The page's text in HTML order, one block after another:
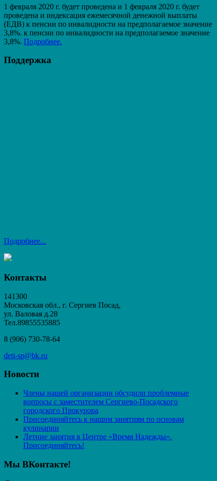
1 февраля 2020 г. будет проведена и 1 февраля 2020 г. будет
проведена и индексация ежемесячной денежной выплаты
(ЕДВ) к пенсии по инвалидности на предполагаемое значение
3,8%. к пенсии по инвалидности на предполагаемое значение
3,8%. Подробнее.
Поддержка
Подробнее...
Контакты
141300
Московская обл., г. Сергиев Посад,
ул. Валовая д.28
Тел.89855535885
8 (906) 730-78-64
deti-sp@bk.ru
Новости
Члены нашей организации обсудили проблемные
вопросы с заместителем Сергиево-Посадского
городского Прокурора
Присоединяйтесь к нашим занятиям по основам
кулинарии
Летние занятия в Центре «Время Надежды».
Присоединяйтесь!
Мы ВКонтакте!